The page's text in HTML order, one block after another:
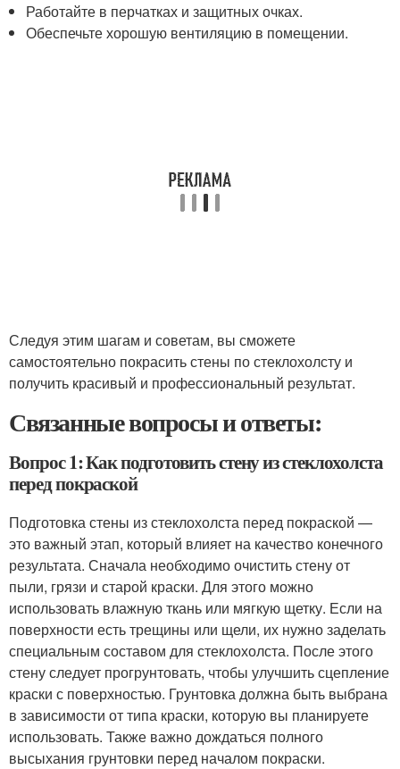
Работайте в перчатках и защитных очках.
Обеспечьте хорошую вентиляцию в помещении.
Следуя этим шагам и советам, вы сможете
самостоятельно покрасить стены по стеклохолсту и
получить красивый и профессиональный результат.
Связанные вопросы и ответы:
Вопрос 1: Как подготовить стену из стеклохолста
перед покраской
Подготовка стены из стеклохолста перед покраской —
это важный этап, который влияет на качество конечного
результата. Сначала необходимо очистить стену от
пыли, грязи и старой краски. Для этого можно
использовать влажную ткань или мягкую щетку. Если на
поверхности есть трещины или щели, их нужно заделать
специальным составом для стеклохолста. После этого
стену следует прогрунтовать, чтобы улучшить сцепление
краски с поверхностью. Грунтовка должна быть выбрана
в зависимости от типа краски, которую вы планируете
использовать. Также важно дождаться полного
высыхания грунтовки перед началом покраски.